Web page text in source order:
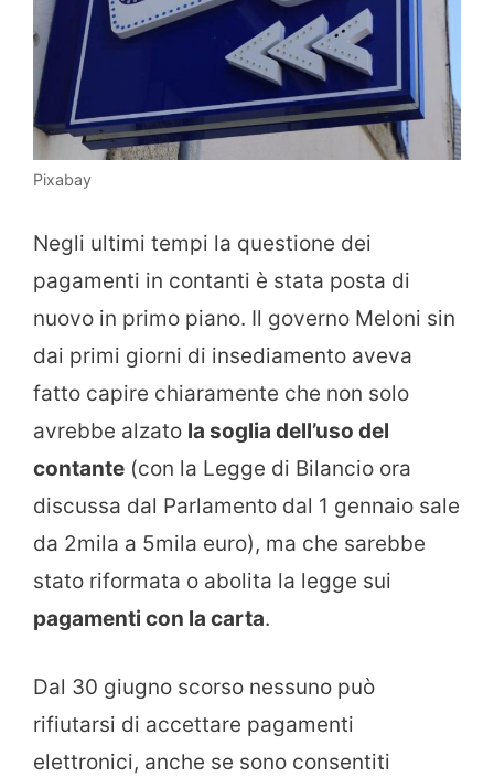
Pixabay
Negli ultimi tempi la questione dei
pagamenti in contanti è stata posta di
nuovo in primo piano. Il governo Meloni sin
dai primi giorni di insediamento aveva
fatto capire chiaramente che non solo
avrebbe alzato la soglia dell’uso del
contante (con la Legge di Bilancio ora
discussa dal Parlamento dal 1 gennaio sale
da 2mila a 5mila euro), ma che sarebbe
stato riformata o abolita la legge sui
pagamenti con la carta.
Dal 30 giugno scorso nessuno può
rifiutarsi di accettare pagamenti
elettronici, anche se sono consentiti